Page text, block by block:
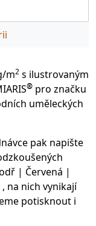
m2 s ilustrovaným
® pro značku
uměleckých
pak napište
| Červená |
na nich vynikají
potisknout i